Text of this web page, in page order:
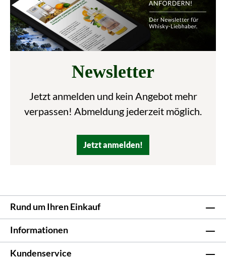
Newsletter
Jetzt anmelden und kein Angebot mehr
verpassen! Abmeldung jederzeit möglich.
Jetzt anmelden!
Rund um Ihren Einkauf
Informationen
Kundenservice